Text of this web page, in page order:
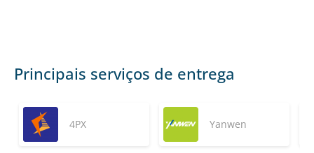
Principais serviços de entrega
4PX Yanwen